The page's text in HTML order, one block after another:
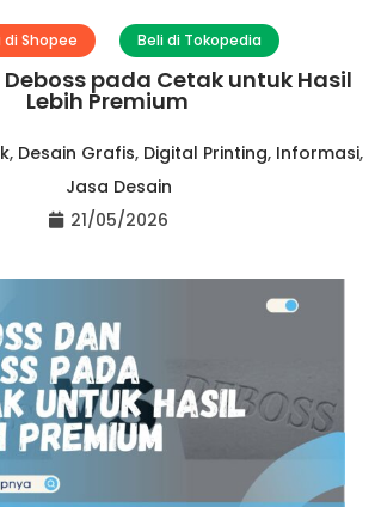
di Shopee Beli di Tokopedia
pada Cetak untuk Hasil
Lebih Premium
, Desain Grafis, Digital Printing, Informasi,
Jasa Desain
21/05/2026